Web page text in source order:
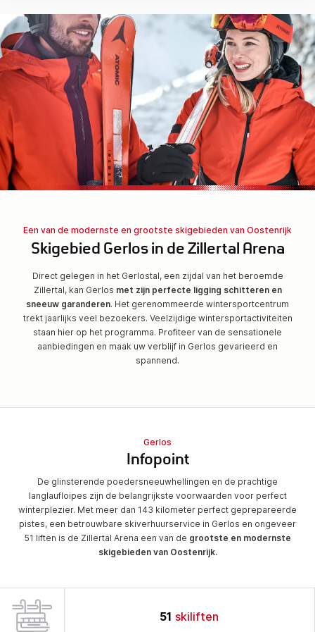
Een van de modernste en grootste skigebieden van Oostenrijk
Skigebied Gerlos in de Zillertal Arena
Direct gelegen in het Gerlostal, een zijdal van het beroemde
Zillertal, kan Gerlos met zijn perfecte ligging schitteren en
sneeuw garanderen. Het gerenommeerde wintersportcentrum
trekt jaarlijks veel bezoekers. Veelzijdige wintersportactiviteiten
staan hier op het programma. Profiteer van de sensationele
aanbiedingen en maak uw verblijf in Gerlos gevarieerd en
spannend.
Gerlos
Infopoint
De glinsterende poedersneeuwhellingen en de prachtige
langlaufloipes zijn de belangrijkste voorwaarden voor perfect
winterplezier. Met meer dan 143 kilometer perfect geprepareerde
pistes, een betrouwbare skiverhuurservice in Gerlos en ongeveer
51 liften is de Zillertal Arena een van de grootste en modernste
skigebieden van Oostenrijk.
51 skiliften